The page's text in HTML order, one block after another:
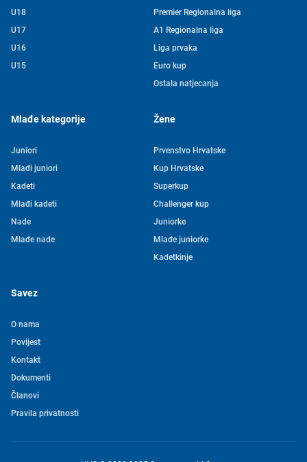
U18
U17
U16
U15
Premier Regionalna liga
A1 Regionalna liga
Liga prvaka
Euro kup
Ostala natjecanja
Mlađe kategorije
Juniori
Mlađi juniori
Kadeti
Mlađi kadeti
Nade
Mlađe nade
Žene
Prvenstvo Hrvatske
Kup Hrvatske
Superkup
Challenger kup
Juniorke
Mlađe juniorke
Kadetkinje
Savez
O nama
Povijest
Kontakt
Dokumenti
Članovi
Pravila privatnosti